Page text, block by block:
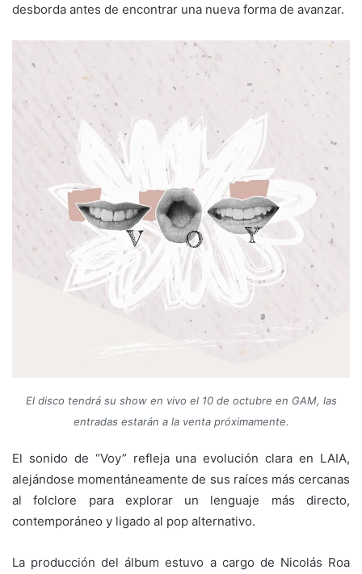
desborda antes de encontrar una nueva forma de avanzar.
El disco tendrá su show en vivo el 10 de octubre en GAM, las
entradas estarán a la venta próximamente.
El sonido de “Voy” refleja una evolución clara en LAIA,
alejándose momentáneamente de sus raíces más cercanas
al folclore para explorar un lenguaje más directo,
contemporáneo y ligado al pop alternativo.
La producción del álbum estuvo a cargo de Nicolás Roa